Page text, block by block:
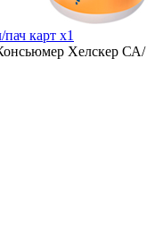
карт x1
Хелскер СА/